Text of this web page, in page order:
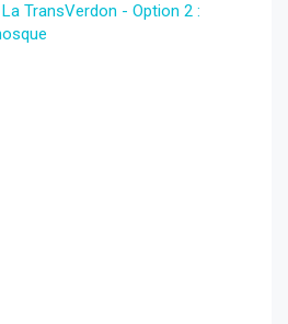
TransVerdon - Option 2 :